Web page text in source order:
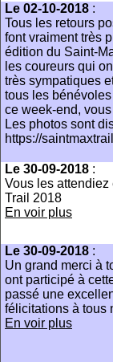
Le 02-10-2018 :
Tous les retours
font vraiment très
édition du Saint-
les coureurs qui
très sympatiques
tous les
ce week-end,
Les photos sont
https://
Le 30-09-2018 :
Vous les
Trail 2018
En voir plus
Le 30-09-2018 :
Un grand merci à
ont participé à
passé une
félicitations à tous
En voir plus